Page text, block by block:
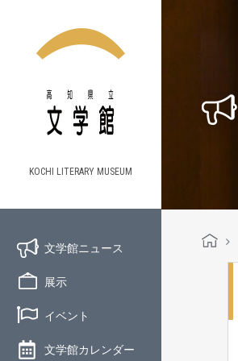
KOCHI LITERARY MUSEUM
文学館ニュース
展示
イベント
文学館カレンダー